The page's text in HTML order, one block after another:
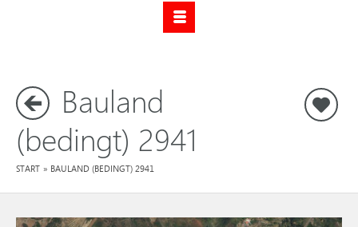
Bauland
(bedingt) 2941
START » BAULAND (BEDINGT) 2941